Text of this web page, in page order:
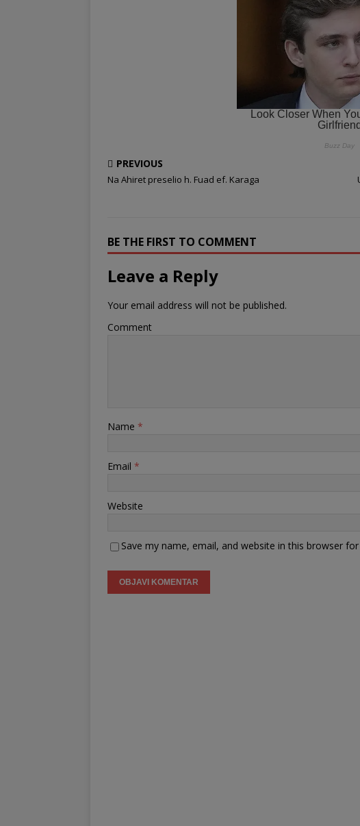
PREVIOUS
Na Ahiret preselio h. Fuad ef. Karaga
BE THE FIRST TO COMMENT
Leave a Reply
Your email address will not be published.
Comment
Name *
Email *
Website
Save my name, email, and website in this browser